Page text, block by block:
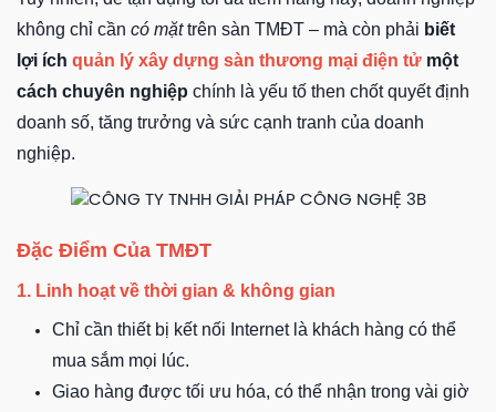
không chỉ cần có mặttrên sàn TMĐT – mà còn phải biết
lợi ích quản lý xây dựng sàn thương mại điện tử một
cách chuyên nghiệp chính là yếu tố then chốt quyết định
doanh số, tăng trưởng và sức cạnh tranh của doanh
nghiệp.
Đặc Điểm Của TMĐT
1. Linh hoạt về thời gian & không gian
Chỉ cần thiết bị kết nối Internet là khách hàng có thể
mua sắm mọi lúc.
Giao hàng được tối ưu hóa, có thể nhận trong vài giờ